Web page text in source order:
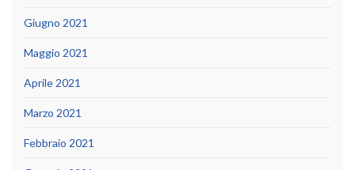
Giugno 2021
Maggio 2021
Aprile 2021
Marzo 2021
Febbraio 2021